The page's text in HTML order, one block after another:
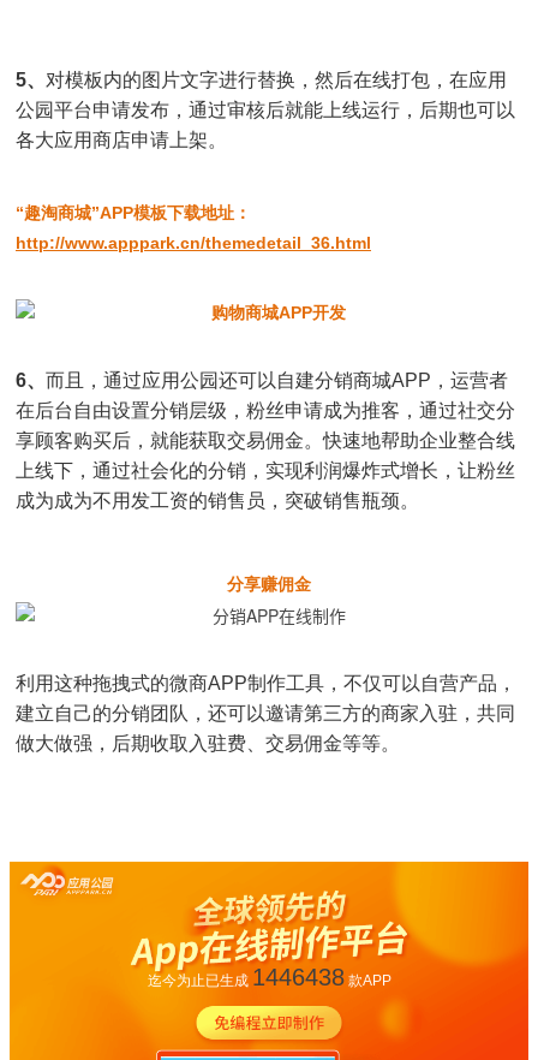
5、 对模板内的图片文字进行替换，然后在线打包，在应用
公园平台申请发布，通过审核后就能上线运行，后期也可以
各大应用商店申请上架。
“趣淘商城”APP模板下载地址：
http://www.apppark.cn/themedetail_36.html
6、 而且，通过应用公园还可以自建分销商城APP，运营者
在后台自由设置分销层级，粉丝申请成为推客，通过社交分
享顾客购买后，就能获取交易佣金。快速地帮助企业整合线
上线下，通过社会化的分销，实现利润爆炸式增长，让粉丝
成为成为不用发工资的销售员，突破销售瓶颈。
分享赚佣金
利用这种拖拽式的微商APP制作工具，不仅可以自营产品，
建立自己的分销团队，还可以邀请第三方的商家入驻，共同
做大做强，后期收取入驻费、交易佣金等等。
迄今为止已生成 1446438款APP